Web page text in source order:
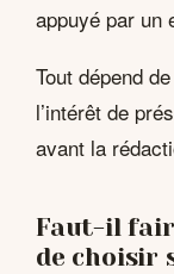
appuyé par un
Tout dépend
l’intérêt de
avant la
Faut-il
de choisir